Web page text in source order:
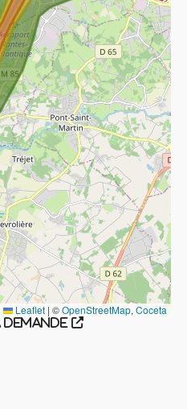
Leaflet | ©OpenStreetMap, Coceta